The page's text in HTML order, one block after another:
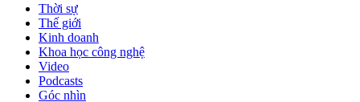
Thời sự
Thế giới
Kinh doanh
Khoa học công nghệ
Video
Podcasts
Góc nhìn